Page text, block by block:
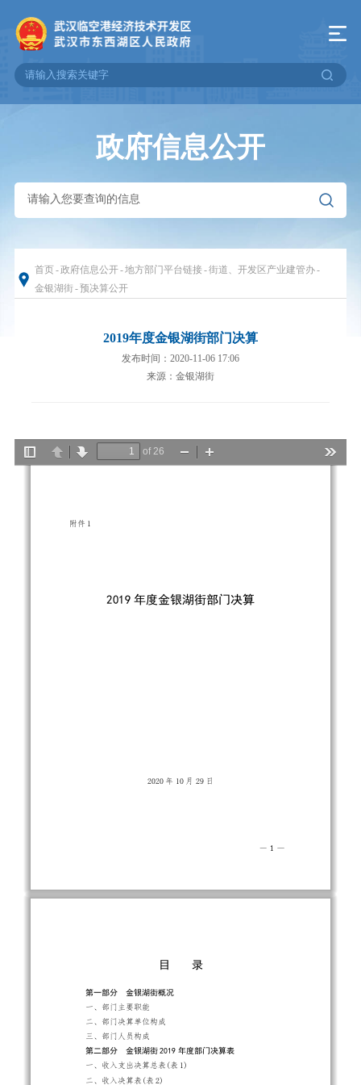
政府信息公开
首页-政府信息公开-地方部门平台链接-街道、开发区产业建管办-
金银湖街-预决算公开
2019年度金银湖街部门决算
发布时间：2020-11-06 17:06
来源：金银湖街